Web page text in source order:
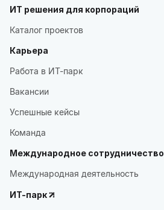
ИТ решения для корпораций
Каталог проектов
Карьера
Работа в ИТ-парк
Вакансии
Успешные кейсы
Команда
Международное сотрудничество
Международная деятельность
ИТ-парк